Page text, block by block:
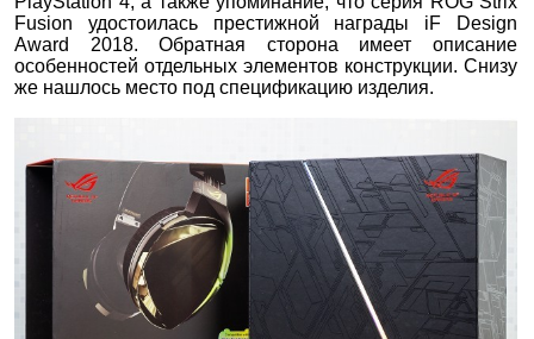
Fusion удостоилась престижной награды iF Design
Award 2018. Обратная сторона имеет описание
особенностей отдельных элементов конструкции. Снизу
же нашлось место под спецификацию изделия.